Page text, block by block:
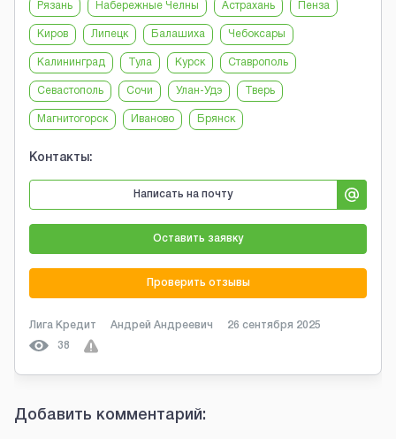
Рязань Набережные Челны Астрахань Пенза
Киров Липецк Балашиха Чебоксары
Калининград Тула Курск Ставрополь
Севастополь Сочи Улан-Удэ Тверь
Магнитогорск Иваново Брянск
Контакты:
Написать на почту
Оставить заявку
Проверить отзывы
Лига Кредит Андрей Андреевич 26 сентября 2025
38
Добавить комментарий: